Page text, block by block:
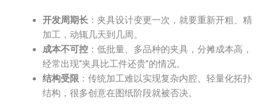
开发周期长 ：夹具设计变更一次，就要重新开粗、精
加工，动辄几天到几周。
成本不可控 ：低批量、多品种的夹具，分摊成本高，
经常出现“夹具比工件还贵”的情况。
结构受限 ：传统加工难以实现复杂内腔、轻量化拓扑
结构，很多创意在图纸阶段就被否决。